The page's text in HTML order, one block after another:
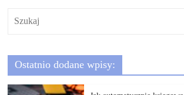
Ostatnio dodane wpisy: